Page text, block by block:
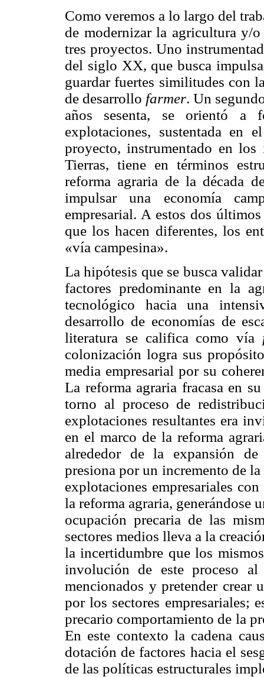
Como veremos a lo largo del
de modernizar la agricultura y/
tres proyectos. Uno
del siglo XX, que busca
guardar fuertes similitudes con
de desarrollo farmer. Un
años sesenta, se orientó a
explotaciones, sustentada en
proyecto, instrumentado en
Tierras, tiene en términos
reforma agraria de la década
impulsar una economía
empresarial. A estos dos
que los hacen diferentes, los
«vía campesina».
La hipótesis que se busca
factores predominante en la
tecnológico hacia una
desarrollo de economías de
literatura se califica como vía
colonización logra sus
media empresarial por su
La reforma agraria fracasa en
torno al proceso de
explotaciones resultantes era
en el marco de la reforma
alrededor de la expansión
presiona por un incremento de
explotaciones empresariales
la reforma agraria, generándose
ocupación precaria de las
sectores medios lleva a la
la incertidumbre que los
involución de este proceso al
mencionados y pretender crear
por los sectores empresariales;
precario comportamiento de la
En este contexto la cadena
dotación de factores hacia el
de las políticas estructurales